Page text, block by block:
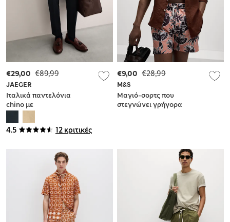
4.5 12 κριτικές
JAEGER
Ιταλικά παντελόνια
chino με
εφαρμογή
€89,99
€29,00
M&S
Μαγιό-σορτς που
στεγνώνει γρήγορα
€28,99
€9,00